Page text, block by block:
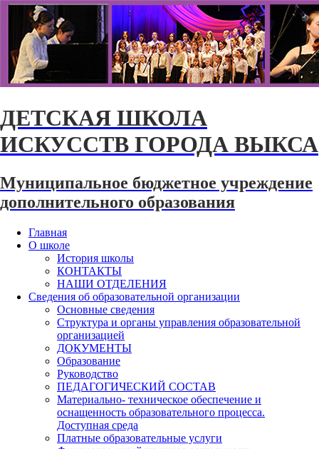
ДЕТСКАЯ ШКОЛА
ИСКУССТВ ГОРОДА ВЫКСА
Муниципальное бюджетное учреждение
дополнительного образования
Главная
О школе
История школы
КОНТАКТЫ
НАШИ ОТДЕЛЕНИЯ
Сведения об образовательной организации
Основные сведения
Структура и органы управления образовательной
организацией
ДОКУМЕНТЫ
Образование
Руководство
ПЕДАГОГИЧЕСКИЙ СОСТАВ
Материально- техническое обеспечение и
оснащенность образовательного процесса.
Доступная среда
Платные образовательные услуги